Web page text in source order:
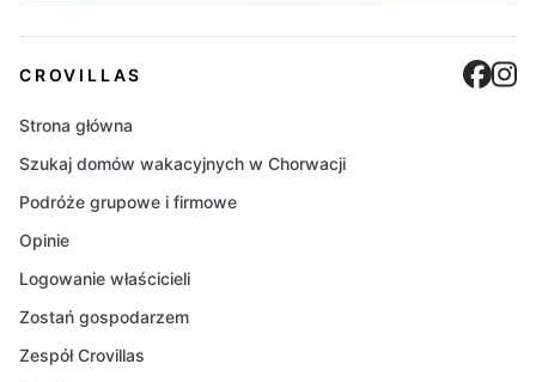
CROVILLAS
Strona główna
Szukaj domów wakacyjnych w Chorwacji
Podróże grupowe i firmowe
Opinie
Logowanie właścicieli
Zostań gospodarzem
Zespół Crovillas